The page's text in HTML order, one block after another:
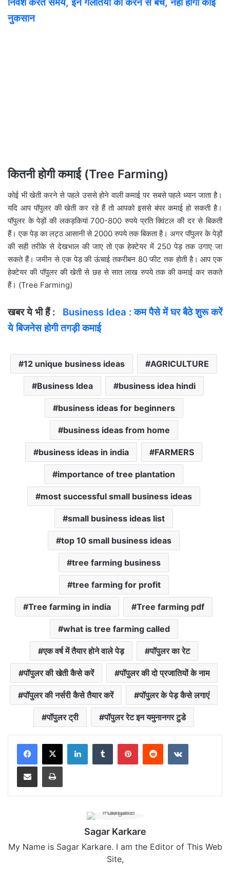
नुकसान
कितनी होगी कमाई (Tree Farming)
कोई भी खेती करने से पहले उससे होने वाली कमाई पर सबसे पहले ध्यान जाता है।
यदि आप पॉपुलर की खेती कर रहे हैं तो आपको इससे बंपर कमाई हो सकती है।
पॉपुलर के पेड़ों की लकड़कियां 700-800 रुपये प्रति क्विंटल की दर से बिकती
हैं। एक पेड़ का लट्ठ आसानी से 2000 रुपये तक बिकता है। अगर पॉपुलर के पेड़ों
की सही तरीके से देखभाल की जाए तो एक हेक्टेयर में 250 पेड़ तक उगाए जा
सकते हैं। जमीन से एक पेड़ की ऊंचाई तकरीबन 80 फीट तक होती है। आप एक
हेक्टेयर की पॉपुलर की खेती से छह से सात लाख रुपये तक की कमाई कर सकते
हैं। (Tree Farming)
खबर ये भी हैं : Business Idea : कम पैसे में घर बैठे शुरू करें
ये बिजनेस होगी तगड़ी कमाई
12 unique business ideas AGRICULTURE
Business Idea business idea hindi
business ideas for beginners
business ideas from home
business ideas in india FARMERS
importance of tree plantation
most successful small business ideas
small business ideas list
top 10 small business ideas
tree farming business
tree farming for profit
Tree farming in india Tree farming pdf
what is tree farming called
एक वर्ष में तैयार होने वाले पेड़ पॉपुलर का रेट
पॉपुलर की खेती कैसे करें पॉपुलर की दो प्रजातियों के नाम
पॉपुलर की नर्सरी कैसे तैयार करें पॉपुलर के पेड़ कैसे लगाएं
पॉपुलर ट्री पॉपुलर रेट इन यमुनानगर टुडे
Sagar Karkare
My Name is Sagar Karkare. I am the Editor of This Web
Site,